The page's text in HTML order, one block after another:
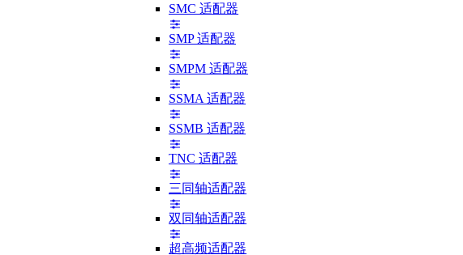
SMC 适配器
SMP 适配器
SMPM 适配器
SSMA 适配器
SSMB 适配器
TNC 适配器
三同轴适配器
双同轴适配器
超高频适配器